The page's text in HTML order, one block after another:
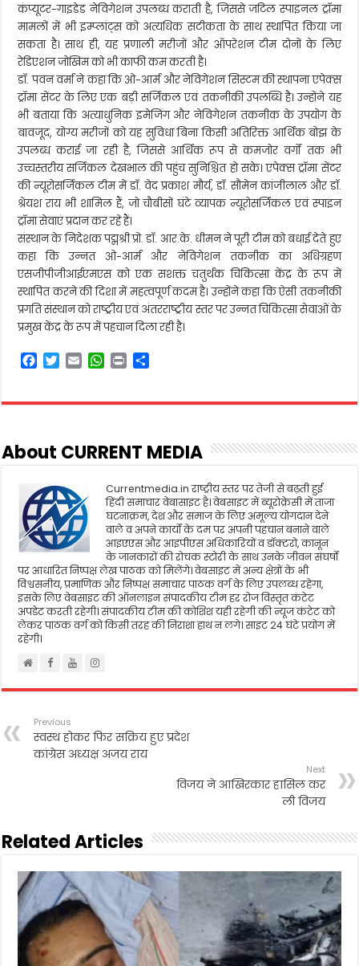
कंप्यूटर-गाइडेड नेविगेशन उपलब्ध कराती है, जिससे जटिल स्पाइनल ट्रॉमा
मामलों में भी इम्प्लांट्स को अत्यधिक सटीकता के साथ स्थापित किया जा
सकता है। साथ ही, यह प्रणाली मरीजों और ऑपरेशन टीम दोनों के लिए
रेडिएशन जोखिम को भी काफी कम करती है।
डॉ. पवन वर्मा ने कहा कि ओ-आर्म और नेविगेशन सिस्टम की स्थापना एपेक्स
ट्रॉमा सेंटर के लिए एक बड़ी सर्जिकल एवं तकनीकी उपलब्धि है। उन्होंने यह
भी बताया कि अत्याधुनिक इमेजिंग और नेविगेशन तकनीक के उपयोग के
बावजूद, योग्य मरीजों को यह सुविधा बिना किसी अतिरिक्त आर्थिक बोझ के
उपलब्ध कराई जा रही है, जिससे आर्थिक रूप से कमजोर वर्गों तक भी
उच्चस्तरीय सर्जिकल देखभाल की पहुंच सुनिश्चित हो सके। एपेक्स ट्रॉमा सेंटर
की न्यूरोसर्जिकल टीम में डॉ. वेद प्रकाश मौर्य, डॉ. सौमेन कांजीलाल और डॉ.
श्रेयश राय भी शामिल हैं, जो चौबीसों घंटे व्यापक न्यूरोसर्जिकल एवं स्पाइन
ट्रॉमा सेवाएं प्रदान कर रहे हैं।
संस्थान के निदेशक पद्मश्री प्रो. डॉ. आर.के. धीमन ने पूरी टीम को बधाई देते हुए
कहा कि उन्नत ओ-आर्म और नेविगेशन तकनीक का अधिग्रहण
एसजीपीजीआईएमएस को एक सशक्त चतुर्थक चिकित्सा केंद्र के रूप में
स्थापित करने की दिशा में महत्वपूर्ण कदम है। उन्होंने कहा कि ऐसी तकनीकी
प्रगति संस्थान को राष्ट्रीय एवं अंतरराष्ट्रीय स्तर पर उन्नत चिकित्सा सेवाओं के
प्रमुख केंद्र के रूप में पहचान दिला रही है।
F
e
o
T
t
r
E
i
W
t
p
P
n
r
About CURRENT MEDIA
Currentmedia.in राष्ट्रीय स्तर पर तेजी से बढ़ती हुई
हिंदी समाचार वेबासाइट है। वेबसाइट में ब्यूरोक्रेसी में ताजा
घटनाक्रम, देश और समाज के लिए अमूल्य योगदान देने
वाले व अपने कार्यो के दम पर अपनी पहचान बनाने वाले
आइएएस और आइपीएस अधिकारियों व डॉक्टरो, कानून
के जानकारों की रोचक स्टोरी के साथ उनके जीवन संघर्षो
पर आधारित निष्पक्ष लेख पाठक को मिलेंगे। वेबसाइट में अन्य क्षेत्रों के भी
विश्वसनीय, प्रमाणिक और निष्पक्ष समाचार पाठक वर्ग के लिए उपलब्ध रहेगा,
इसके लिए वेबसाइट की ऑनलाइन संपादकीय टीम हर रोज विस्तृत कंटेट
अपडेट करती रहेगी। संपादकीय टीम की कोशिश यही रहेगी की न्यूज कंटेट को
लेकर पाठक वर्ग को किसी तरह की निराशा हाथ न लगे। साइट 24 घंटे प्रयोग में
रहेगी।
Previous
स्वस्थ होकर फिर सक्रिय हुए प्रदेश
कांग्रेस अध्यक्ष अजय राय
Next
विजय ने आखिरकार हासिल कर
ली विजय
Related Articles